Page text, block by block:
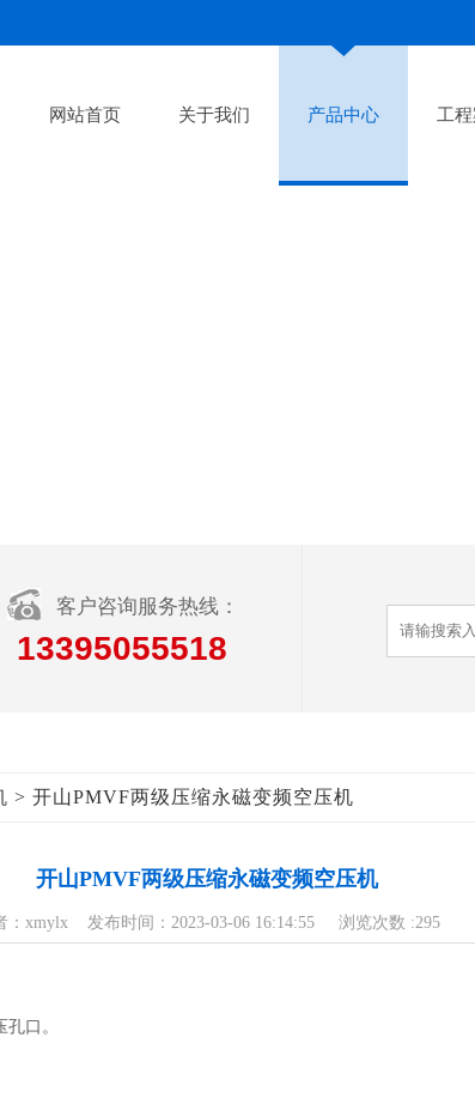
网站首页 关于我们 产品中心 工程
客户咨询服务热线：
13395055518
> 开山PMVF两级压缩永磁变频空压机
开山PMVF两级压缩永磁变频空压机
：xmylx 发布时间：2023-03-06 16:14:55 浏览次数 :295
口。